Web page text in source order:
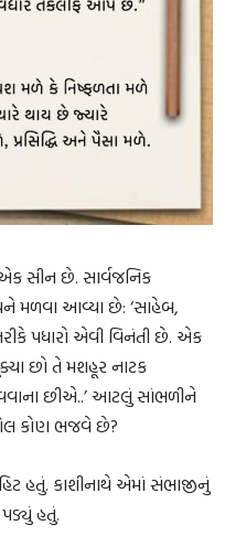
સીન છે. સાર્વજનિક
મળવા આવ્યા છે: ‘સાહેબ,
પધારો એવી વિનંતી છે. એક
છો તે મશહૂર નાટક
છીએ..’ આટલું સાંભળીને
કોણ ભજવે છે?
હતું. કાશીનાથે એમાં સંભાજીનું
હતું.